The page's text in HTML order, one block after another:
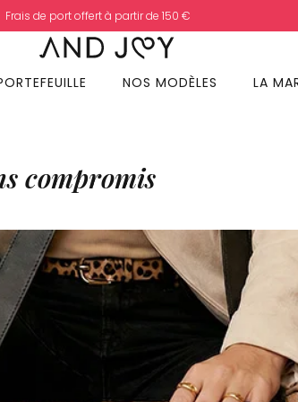
Frais de port offert à partir de 150 €
NOS MODÈLES LA
compromis